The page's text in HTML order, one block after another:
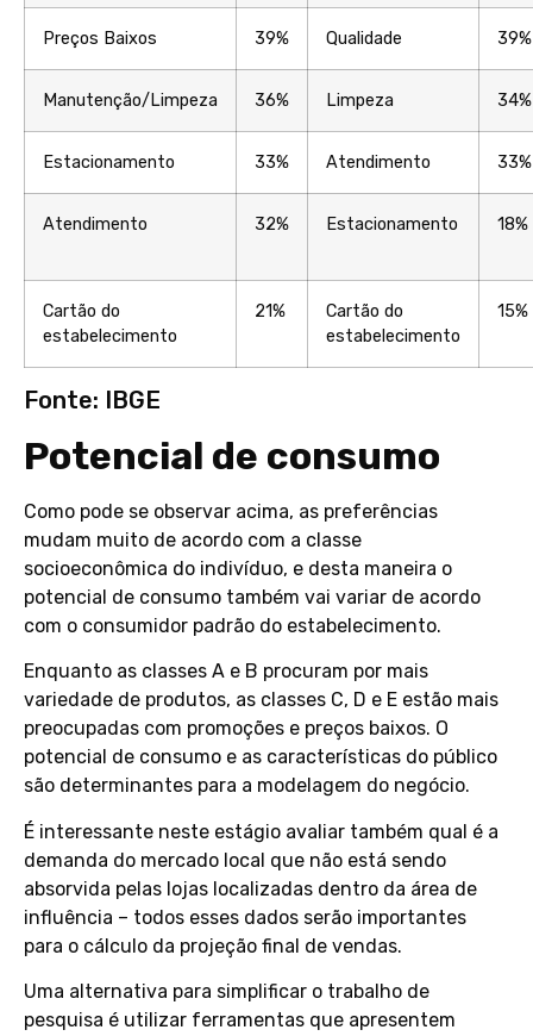
Preços Baixos 39% Qualidade 39%
Manutenção/Limpeza 36% Limpeza 34%
Estacionamento 33% Atendimento 33%
Atendimento 32% Estacionamento 18%
Cartão do
estabelecimento
21%
Cartão do
estabelecimento
15%
Fonte: IBGE
Potencial de consumo
Como pode se observar acima, as preferências
mudam muito de acordo com a classe
socioeconômica do indivíduo, e desta maneira o
potencial de consumo também vai variar de acordo
com o consumidor padrão do estabelecimento.
Enquanto as classes A e B procuram por mais
variedade de produtos, as classes C, D e E estão mais
preocupadas com promoções e preços baixos. O
potencial de consumo e as características do público
são determinantes para a modelagem do negócio.
É interessante neste estágio avaliar também qual é a
demanda do mercado local que não está sendo
absorvida pelas lojas localizadas dentro da área de
influência – todos esses dados serão importantes
para o cálculo da projeção final de vendas.
Uma alternativa para simplificar o trabalho de
pesquisa é utilizar ferramentas que apresentem